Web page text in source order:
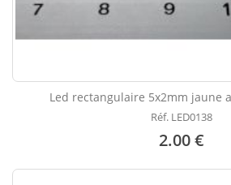
Led rectangulaire 5x2mm jaune
Réf. LED0138
2.00 €